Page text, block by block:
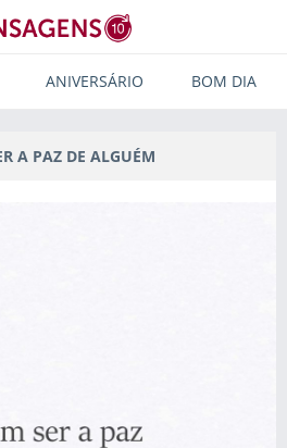
ANIVERSÁRIO BOM DIA
A PAZ DE ALGUÉM